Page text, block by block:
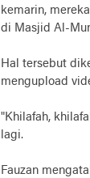
kemarin,
di Masjid Al-
Hal tersebut
mengupload
"Khilafah,
lagi.
Fauzan